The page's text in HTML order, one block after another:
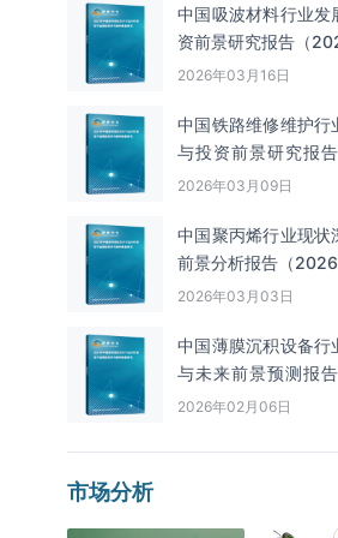
中国吸波材料行业发
资前景研究报告（
2026年03月16日
中国铁路维修维护行
与投资前景研究报
年）
2026年03月09日
中国聚丙烯行业现状
前景分析报告（
2026年03月03日
中国薄膜沉积设备行
与未来前景预测报
年）
2026年02月06日
市场分析